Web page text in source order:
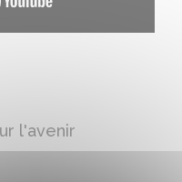
l'avenir